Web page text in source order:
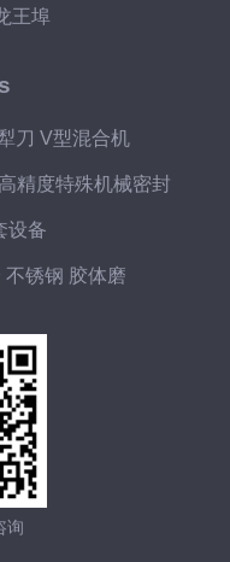
王埠
刀 V型混合机
精度特殊机械密封
设备
不锈钢 胶体磨
询